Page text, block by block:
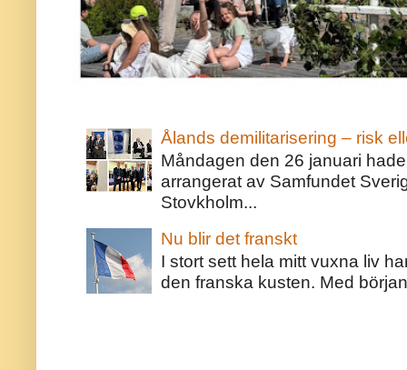
Ålands demilitarisering – risk
Måndagen den 26 januari
arrangerat av Samfundet
Stovkholm...
Nu blir det franskt
I stort sett hela mitt vuxna liv
den franska kusten. Med